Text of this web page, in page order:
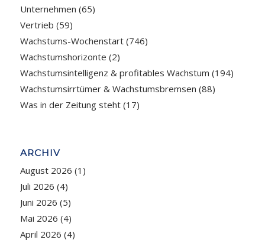
Unternehmen (65)
Vertrieb (59)
Wachstums-Wochenstart(746)
Wachstumshorizonte (2)
Wachstumsintelligenz & profitables Wachstum (194)
Wachstumsirrtümer & Wachstumsbremsen (88)
Was in der Zeitung steht(17)
ARCHIV
August 2026 (1)
Juli 2026 (4)
Juni 2026 (5)
Mai 2026 (4)
April 2026 (4)